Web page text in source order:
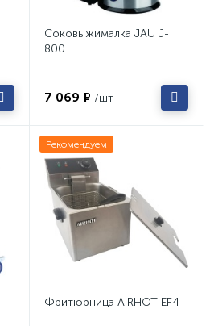
Соковыжималка JAU J-
800
7 069 ₽ /шт
Рекомендуем
Фритюрница AIRHOT EF4